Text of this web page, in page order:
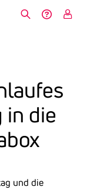
in die
und die